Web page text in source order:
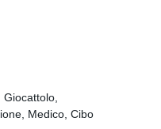
Medico, Cibo